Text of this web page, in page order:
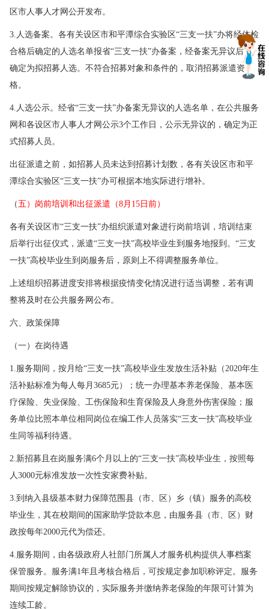
区市人事人才网公开发布。
3.人选备案。各有关设区市和平潭综合实验区“三支一扶”办将经体检
合格后确定的人选名单报省“三支一扶”办备案，经备案无异议后，
确定为拟招募人选。不符合招募对象和条件的，取消招募派遣资
格。
4.人选公示。经省“三支一扶”办备案无异议的人选名单，在公共服务
网和各设区市人事人才网公示3个工作日，公示无异议的，确定为正
式招募人员。
出征派遣之前，如招募人员未达到招募计划数，各有关设区市和平
潭综合实验区“三支一扶”办可根据本地实际进行增补。
（五）岗前培训和出征派遣（8月15日前）
各有关设区市“三支一扶”办组织派遣对象进行岗前培训，培训结束
后举行出征仪式，派遣“三支一扶”高校毕业生到服务地报到。“三支
一扶”高校毕业生到岗服务后，原则上不得调整服务单位。
上述组织招募进度安排将根据疫情变化情况进行适当调整，若有调
整将及时在公共服务网公布。
六、政策保障
（一）在岗待遇
1.服务期间，按月给“三支一扶”高校毕业生发放生活补贴（2020年生
活补贴标准为每人每月3685元）；统一办理基本养老保险、基本医
疗保险、失业保险、工伤保险和生育保险及人身意外伤害保险；服
务单位比照本单位相同岗位在编工作人员落实“三支一扶”高校毕业
生同等福利待遇。
2.新招募且在岗服务满6个月以上的“三支一扶”高校毕业生，按照每
人3000元标准发放一次性安家费补贴。
3.到纳入县级基本财力保障范围县（市、区）乡（镇）服务的高校
毕业生，其在校期间的国家助学贷款本息，由服务县（市、区）财
政按每年2000元代为偿还。
4.服务期间，由各级政府人社部门所属人才服务机构提供人事档案
保管服务。服务满1年且考核合格后，可按规定参加职称评定。服务
期间按规定解除协议的，实际服务并缴纳养老保险的年限可计算为
连续工龄。